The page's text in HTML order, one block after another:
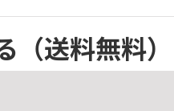
（送料無料）